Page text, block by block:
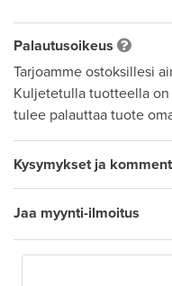
Palautusoikeus
Tarjoamme ostoksillesi
Kuljetetulla tuotteella on
tulee palauttaa tuote
Kysymykset ja
Jaa myynti-ilmoitus